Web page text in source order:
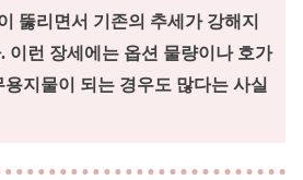
뚫리면서 기존의 추세가 강해지
이런 장세에는 옵션 물량이나 호가
지물이 되는 경우도 많다는 사실